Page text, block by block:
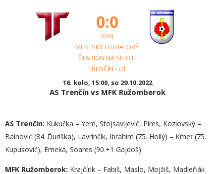
0:0
(0:0)
MESTSKÝ FUTBALOVÝ
ŠTADIÓN NA SIHOTI
TRENČÍN - UT
16. kolo, 15:00, so 29.10.2022
AS Trenčín vs MFK Ružomberok
AS Trenčín: Kukučka – Yem, Stojsavljevič, Pires, Kozlovský –
Bainović (84. Ďuriška), Lavrinčík, Ibrahim (75. Hollý) – Kmeť (75.
Kupusović), Emeka, Soares (90.+1 Gajdoš)
MFK Ružomberok: Krajčírik – Fabiš, Maslo, Mojžiš, Madleňák